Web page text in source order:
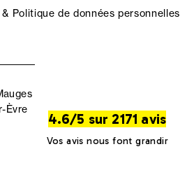
Politique de données personnelles
Èvre
4.6/5 sur 2171 avis
Vos avis nous font grandir